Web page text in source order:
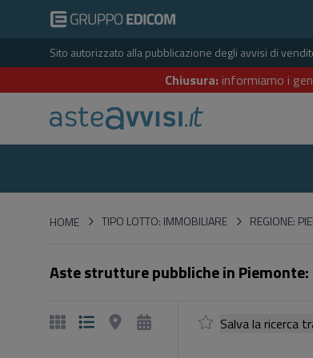
Sito autorizzato alla pubblicazione degli avvisi di
Chiusura: informiamo i
HOMEHOMETIPO LOTTO: IMMOBILIARE REGIONE:
Aste strutture pubbliche in Piemonte: